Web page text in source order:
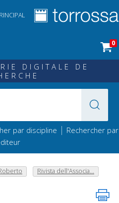
0
DIGITALE DE
par discipline | Rechercher par
Rivista dell'Associa...